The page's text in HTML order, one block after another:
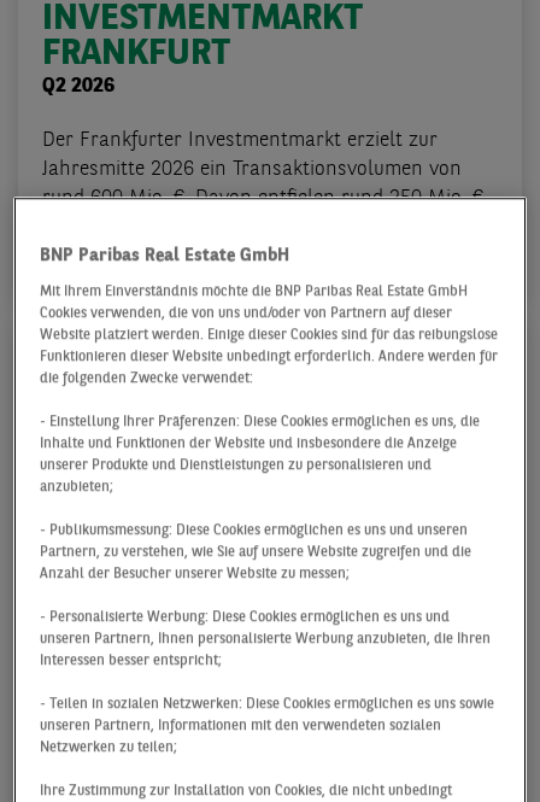
INVESTMENTMARKT
FRANKFURT
Q2 2026
Der Frankfurter Investmentmarkt erzielt zur
Jahresmitte 2026 ein Transaktionsvolumen von
rund 600 Mio. €. Davon entfielen rund 250 Mio. €
INVESTMENTMARKT
FRANKFURT
Der Frankfurter Investmentmarkt ist mit einem
soliden Resultat in das Jahr 2026 gestartet. Bis
zum Ende des ersten Quartals summiert sich das
BNP Paribas Real Estate GmbH
Mit Ihrem Einverständnis möchte die BNP Paribas Real Estate GmbH
Cookies verwenden, die von uns und/oder von Partnern auf dieser
Website platziert werden. Einige dieser Cookies sind für das reibungslose
Funktionieren dieser Website unbedingt erforderlich. Andere werden für
die folgenden Zwecke verwendet:
- Einstellung Ihrer Präferenzen: Diese Cookies ermöglichen es uns, die
Inhalte und Funktionen der Website und insbesondere die Anzeige
unserer Produkte und Dienstleistungen zu personalisieren und
anzubieten;
- Publikumsmessung: Diese Cookies ermöglichen es uns und unseren
Partnern, zu verstehen, wie Sie auf unsere Website zugreifen und die
Anzahl der Besucher unserer Website zu messen;
- Personalisierte Werbung: Diese Cookies ermöglichen es uns und
unseren Partnern, Ihnen personalisierte Werbung anzubieten, die Ihren
Interessen besser entspricht;
- Teilen in sozialen Netzwerken: Diese Cookies ermöglichen es uns sowie
unseren Partnern, Informationen mit den verwendeten sozialen
Netzwerken zu teilen;
Ihre Zustimmung zur Installation von Cookies, die nicht unbedingt